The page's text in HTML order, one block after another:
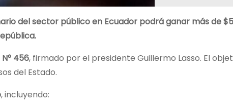
del sector público en Ecuador podrá ganar más de
456, firmado por el presidente Guillermo Lasso. El
del Estado.
, incluyendo: